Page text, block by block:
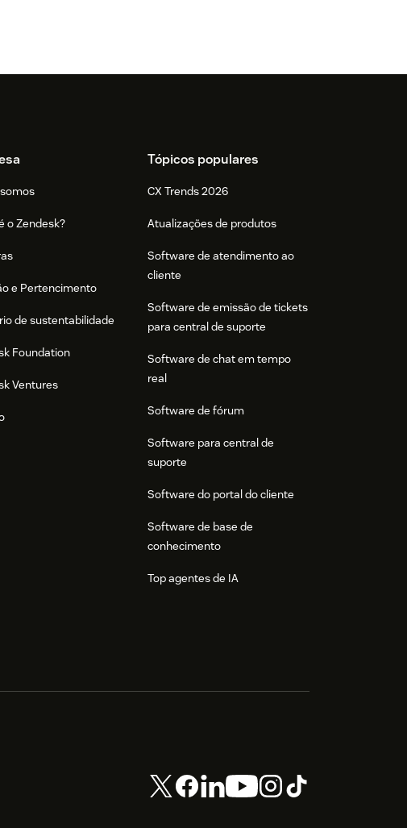
o Zendesk?
e Pertencimento
de sustentabilidade
Foundation
Ventures
Tópicos populares
CX Trends 2026
Atualizações de produtos
Software de atendimento ao
cliente
Software de emissão de tickets
para central de suporte
Software de chat em tempo
real
Software de fórum
Software para central de
suporte
Software do portal do cliente
Software de base de
conhecimento
Top agentes de IA